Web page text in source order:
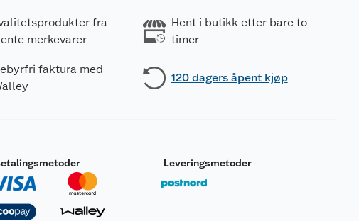
fra
merkevarer
Hent i butikk etter bare to
timer
faktura med
120 dagers åpent kjøp
Leveringsmetoder